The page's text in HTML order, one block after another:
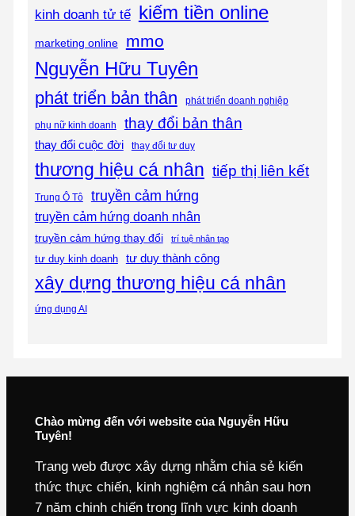
kinh doanh tử tế kiếm tiền online
marketing online mmo
Nguyễn Hữu Tuyên
phát triển bản thân phát triển doanh nghiệp
phụ nữ kinh doanh thay đổi bản thân
thay đổi cuộc đời thay đổi tư duy
thương hiệu cá nhân tiếp thị liên kết
Trung Ô Tô truyền cảm hứng
truyền cảm hứng doanh nhân
truyền cảm hứng thay đổi trí tuệ nhân tạo
tư duy kinh doanh tư duy thành công
xây dựng thương hiệu cá nhân
ứng dụng AI
Chào mừng đến với website của Nguyễn Hữu
Tuyên!
Trang web được xây dựng nhằm chia sẻ kiến
thức thực chiến, kinh nghiệm cá nhân sau hơn
7 năm chinh chiến trong lĩnh vực kinh doanh